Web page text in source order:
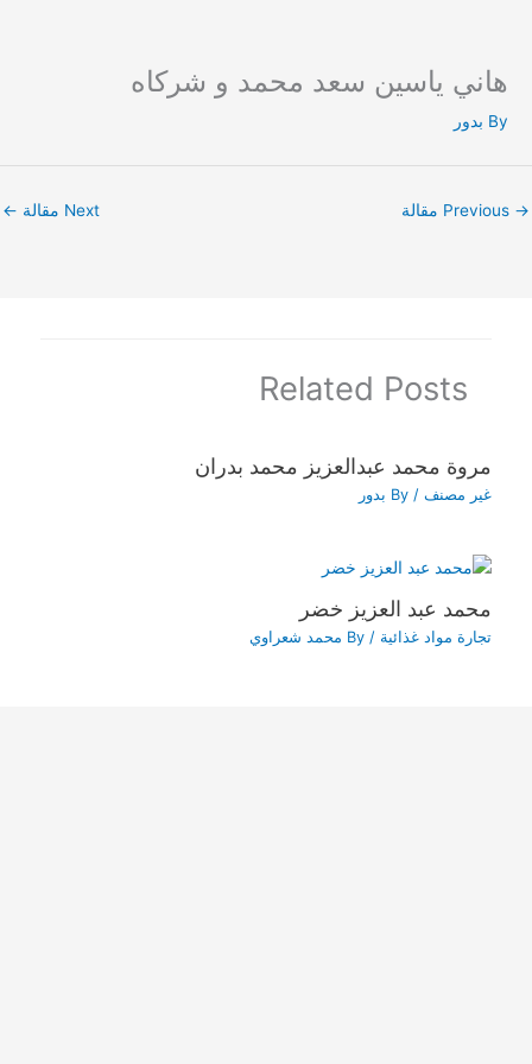
Skip
content
هاني ياسين سعد محمد و شركاه
By بدور
→ Next مقالة ←
Related Posts
مروة محمد عبدالعزيز محمد بدران
غير مصنف / By بدور
محمد عبد العزيز خضر
تجارة مواد غذائية / By محمد شعراوي